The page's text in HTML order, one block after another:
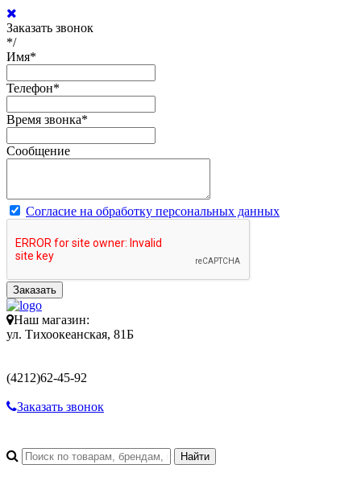
Заказать звонок
*/
Имя*
Телефон*
Время звонка*
Сообщение
Согласие на обработку персональных данных
Заказать
Наш магазин:
ул. Тихоокеанская, 81Б
(4212)62-45-92
Заказать звонок